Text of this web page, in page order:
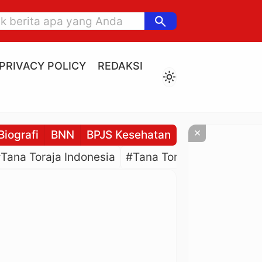
search
PRIVACY POLICY
REDAKSI
light_mode
BNN BPJS Kesehatan BPJS
Toraja Indonesia #Tana Toraja Culture
×